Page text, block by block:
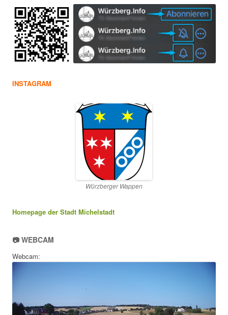
INSTAGRAM
Würzberger Wappen
Homepage der Stadt Michelstadt
📷 WEBCAM
Webcam: